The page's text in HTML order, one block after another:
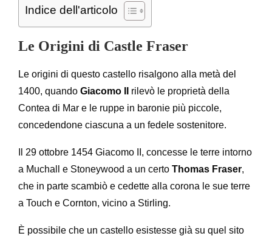
Indice dell'articolo
Le Origini di Castle Fraser
Le origini di questo castello risalgono alla metà del
1400, quando Giacomo II
rilevò le proprietà della
Contea di Mar e le ruppe in baronie più piccole,
concedendone ciascuna a un fedele sostenitore.
Il 29 ottobre 1454 Giacomo II, concesse le terre intorno
a Muchall e Stoneywood a un certo Thomas Fraser,
che in parte scambiò e cedette alla corona le sue terre
a Touch e Cornton, vicino a Stirling.
È possibile che un castello esistesse già su quel sito